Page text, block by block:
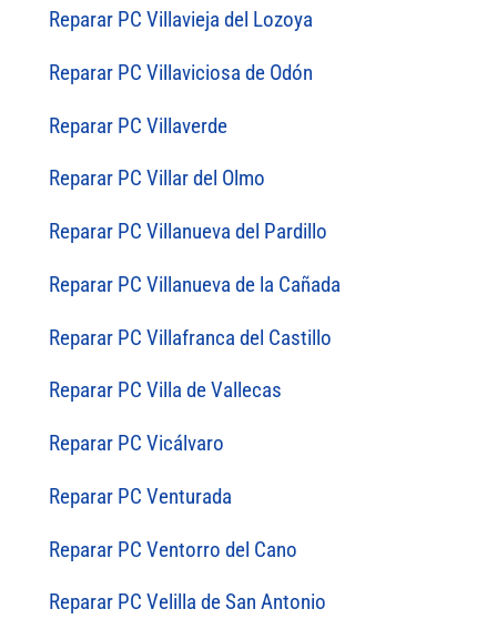
Reparar PC Villavieja del Lozoya
Reparar PC Villaviciosa de Odón
Reparar PC Villaverde
Reparar PC Villar del Olmo
Reparar PC Villanueva del Pardillo
Reparar PC Villanueva de la Cañada
Reparar PC Villafranca del Castillo
Reparar PC Villa de Vallecas
Reparar PC Vicálvaro
Reparar PC Venturada
Reparar PC Ventorro del Cano
Reparar PC Velilla de San Antonio